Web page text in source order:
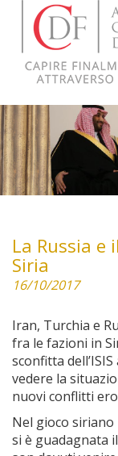
La Russia
Siria
16/10/2017
Iran, Turchia e
fra le fazioni in
sconfitta
vedere la
nuovi conflitti
Nel gioco
si è guadagnata